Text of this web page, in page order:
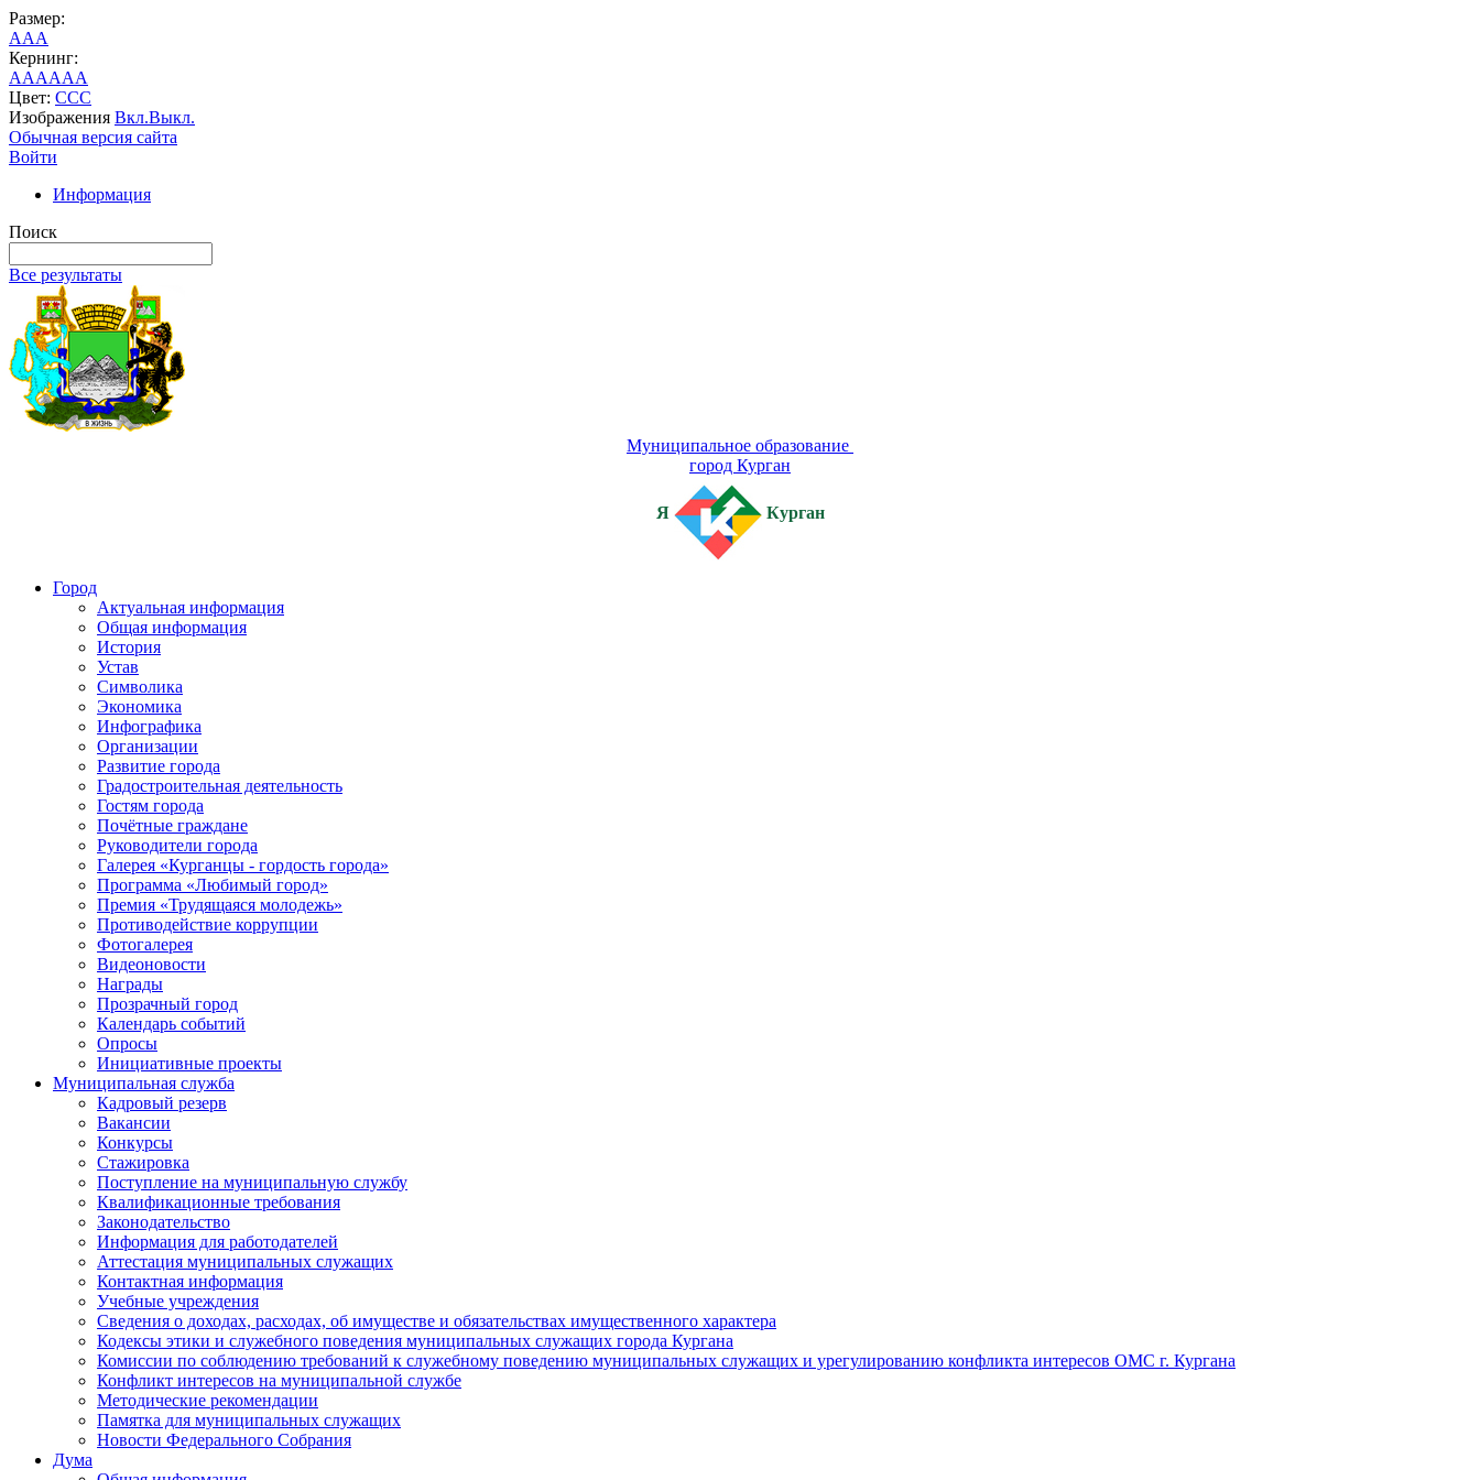
Размер:
AAA
Кернинг:
AAAAAA
Цвет: CCC
Изображения Вкл.Выкл.
Обычная версия сайта
Войти
Информация
Поиск
Все результаты
Муниципальное образование
город Курган
Я Курган
Город
Актуальная информация
Общая информация
История
Устав
Символика
Экономика
Инфографика
Организации
Развитие города
Градостроительная деятельность
Гостям города
Почётные граждане
Руководители города
Галерея «Курганцы - гордость города»
Программа «Любимый город»
Премия «Трудящаяся молодежь»
Противодействие коррупции
Фотогалерея
Видеоновости
Награды
Прозрачный город
Календарь событий
Опросы
Инициативные проекты
Муниципальная служба
Кадровый резерв
Вакансии
Конкурсы
Стажировка
Поступление на муниципальную службу
Квалификационные требования
Законодательство
Информация для работодателей
Аттестация муниципальных служащих
Контактная информация
Учебные учреждения
Сведения о доходах, расходах, об имуществе и обязательствах имущественного характера
Кодексы этики и служебного поведения муниципальных служащих города Кургана
Комиссии по соблюдению требований к служебному поведению муниципальных служащих и урегулированию конфликта интересов ОМС г. Кургана
Конфликт интересов на муниципальной службе
Методические рекомендации
Памятка для муниципальных служащих
Новости Федерального Cобрания
Дума